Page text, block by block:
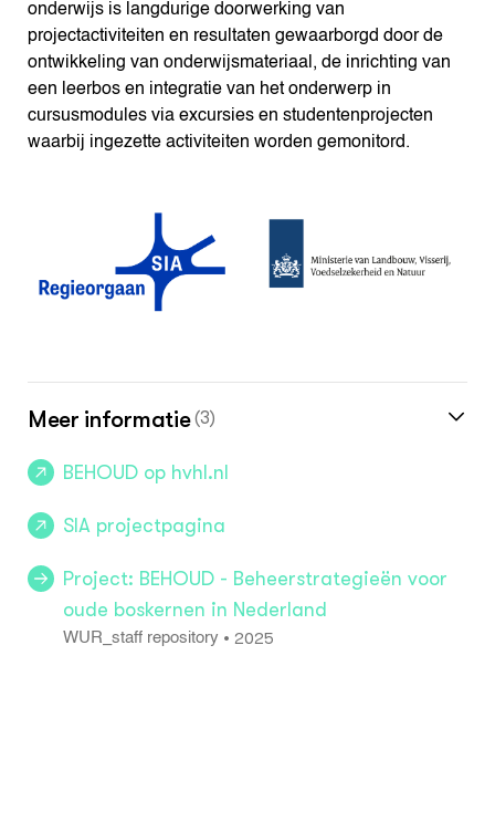
onderwijs is langdurige doorwerking van
projectactiviteiten en resultaten gewaarborgd door de
ontwikkeling van onderwijsmateriaal, de inrichting van
een leerbos en integratie van het onderwerp in
cursusmodules via excursies en studentenprojecten
waarbij ingezette activiteiten worden gemonitord.
Meer informatie (3)
BEHOUD op hvhl.nl
SIA projectpagina
Project: BEHOUD - Beheerstrategieën voor
oude boskernen in Nederland
WUR_staff repository • 2025